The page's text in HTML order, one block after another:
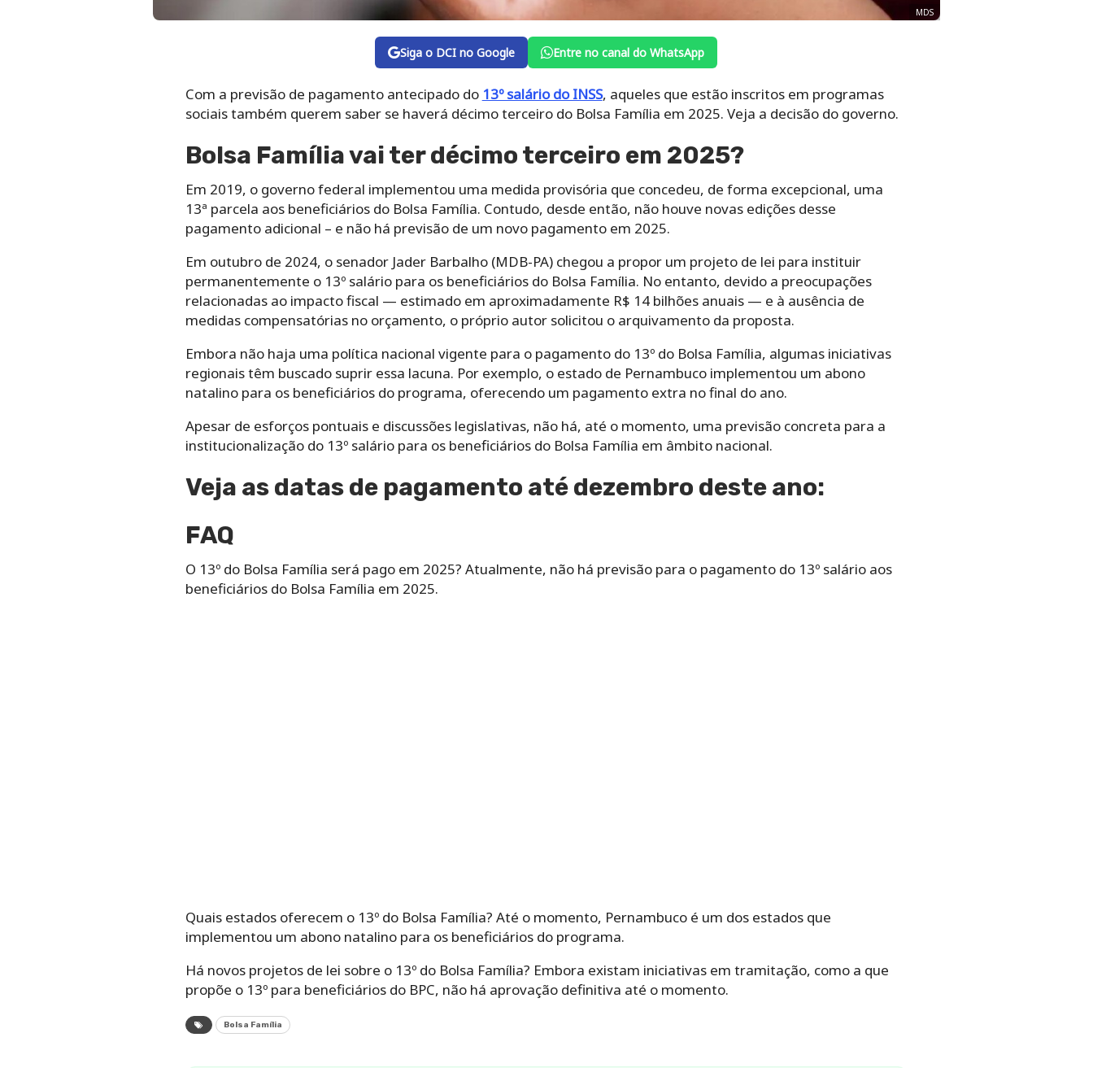
MDS
Siga o DCI no Google Entre no canal do WhatsApp
Com a previsão de pagamento antecipado do 13º salário do INSS, aqueles que estão inscritos em programas
sociais também querem saber se haverá décimo terceiro do Bolsa Família em 2025. Veja a decisão do governo.
Bolsa Família vai ter décimo terceiro em 2025?
Em 2019, o governo federal implementou uma medida provisória que concedeu, de forma excepcional, uma
13ª parcela aos beneficiários do Bolsa Família. Contudo, desde então, não houve novas edições desse
pagamento adicional – e não há previsão de um novo pagamento em 2025.
Em outubro de 2024, o senador Jader Barbalho (MDB-PA) chegou a propor um projeto de lei para instituir
permanentemente o 13º salário para os beneficiários do Bolsa Família. No entanto, devido a preocupações
relacionadas ao impacto fiscal — estimado em aproximadamente R$ 14 bilhões anuais — e à ausência de
medidas compensatórias no orçamento, o próprio autor solicitou o arquivamento da proposta.
Embora não haja uma política nacional vigente para o pagamento do 13º do Bolsa Família, algumas iniciativas
regionais têm buscado suprir essa lacuna. Por exemplo, o estado de Pernambuco implementou um abono
natalino para os beneficiários do programa, oferecendo um pagamento extra no final do ano.
Apesar de esforços pontuais e discussões legislativas, não há, até o momento, uma previsão concreta para a
institucionalização do 13º salário para os beneficiários do Bolsa Família em âmbito nacional.
Veja as datas de pagamento até dezembro deste ano:
FAQ
O 13º do Bolsa Família será pago em 2025? Atualmente, não há previsão para o pagamento do 13º salário aos
beneficiários do Bolsa Família em 2025.
Quais estados oferecem o 13º do Bolsa Família? Até o momento, Pernambuco é um dos estados que
implementou um abono natalino para os beneficiários do programa.
Há novos projetos de lei sobre o 13º do Bolsa Família? Embora existam iniciativas em tramitação, como a que
propõe o 13º para beneficiários do BPC, não há aprovação definitiva até o momento.
Bolsa Família